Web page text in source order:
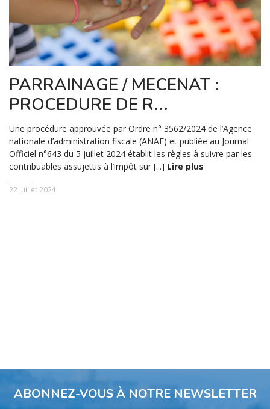
PARRAINAGE / MECENAT :
PROCEDURE DE R...
Une procédure approuvée par Ordre n° 3562/2024 de l’Agence
nationale d’administration fiscale (ANAF) et publiée au Journal
Officiel n°643 du 5 juillet 2024 établit les règles à suivre par les
contribuables assujettis à l’impôt sur [...] Lire plus
22 juillet 2024
ABONNEZ-VOUS À NOTRE NEWSLETTER